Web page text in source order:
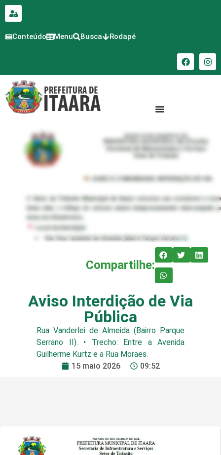
conteúdo
Conteúdo Menu Busca Rodapé
Compartilhe:
Aviso Interdição de Via
Pública
Rua Vanderlei de Almeida (Bairro Parque
Serrano II). • Trecho: Entre a Avenida
Guilherme Kurtz e a Rua Moraes.
15 maio 2026
09:52